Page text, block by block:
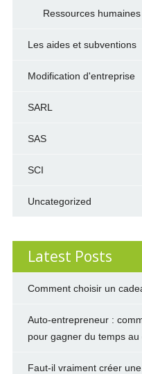
Ressources humaines
Les aides et subventions
Modification d'entreprise
SARL
SAS
SCI
Uncategorized
Latest Posts
Comment choisir un
Auto-entrepreneur :
pour gagner du temps au
Faut-il vraiment créer